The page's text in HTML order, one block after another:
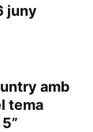
juny
amb
tema